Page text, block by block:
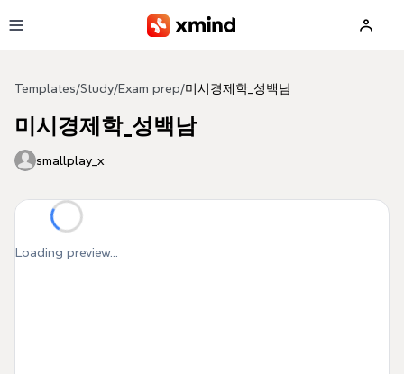
Templates/Study/Exam prep/미시경제학_성백남
미시경제학_성백남
smallplay_x
Loading preview...